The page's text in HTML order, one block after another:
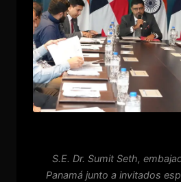
S.E. Dr. Sumit Seth,
Panamá junto a invitados